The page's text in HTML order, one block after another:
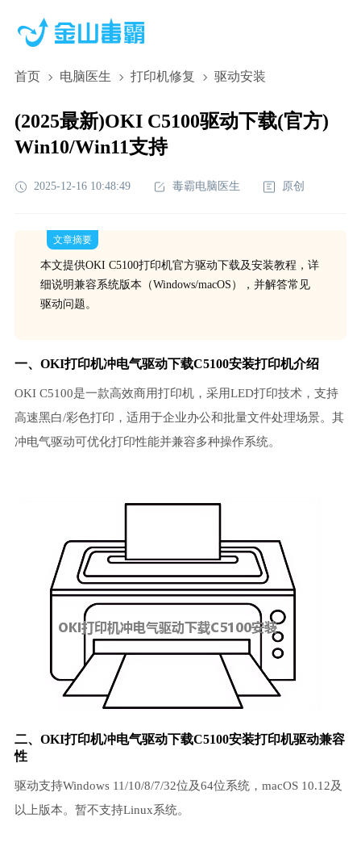
首页 电脑医生 打印机修复 驱动安装
(2025最新)OKI C5100驱动下载(官方)
Win10/Win11支持
2025-12-16 10:48:49 毒霸电脑医生 原创
文章摘要
本文提供OKI C5100打印机官方驱动下载及安装教程，详
细说明兼容系统版本（Windows/macOS），并解答常见
驱动问题。
一、OKI打印机冲电气驱动下载C5100安装打印机介绍
OKI C5100是一款高效商用打印机，采用LED打印技术，支持
高速黑白/彩色打印，适用于企业办公和批量文件处理场景。其
冲电气驱动可优化打印性能并兼容多种操作系统。
二、OKI打印机冲电气驱动下载C5100安装打印机驱动兼容
性
驱动支持Windows 11/10/8/7/32位及64位系统，macOS 10.12及
以上版本。暂不支持Linux系统。